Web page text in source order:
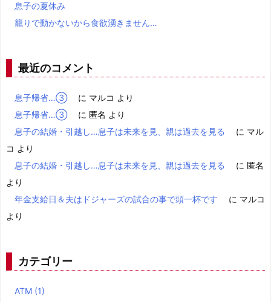
息子の夏休み
籠りで動かないから食欲湧きません…
最近のコメント
息子帰省…③ に マルコ より
息子帰省…③
に 匿名 より
息子の結婚・引越し…息子は未来を見、親は過去を見る
に マル
コ より
息子の結婚・引越し…息子は未来を見、親は過去を見る
に 匿名
より
年金支給日＆夫はドジャーズの試合の事で頭一杯です
に マルコ
より
カテゴリー
ATM (1)